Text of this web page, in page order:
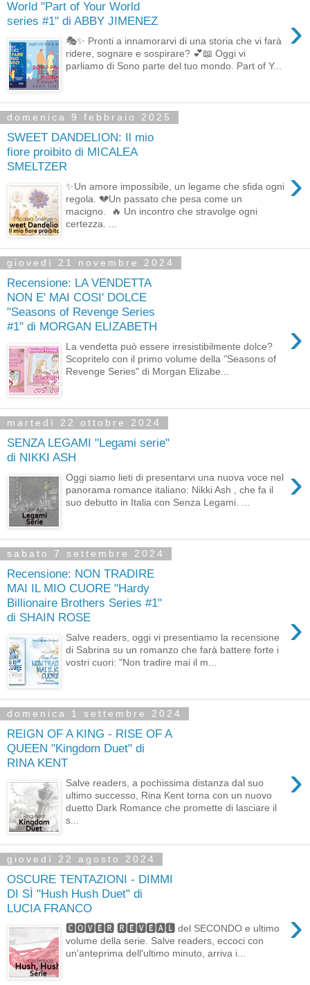
World "Part of Your World
series #1" di ABBY JIMENEZ
›
🎭✨ Pronti a innamorarvi di una storia che vi farà
ridere, sognare e sospirare? 💕📖 Oggi vi
parliamo di Sono parte del tuo mondo. Part of Y...
domenica 9 febbraio 2025
SWEET DANDELION: Il mio
fiore proibito di MICALEA
SMELTZER
›
✨Un amore impossibile, un legame che sfida ogni
regola. 💔Un passato che pesa come un
macigno. 🔥 Un incontro che stravolge ogni
certezza. ...
giovedì 21 novembre 2024
Recensione: LA VENDETTA
NON E' MAI COSI' DOLCE
"Seasons of Revenge Series
#1" di MORGAN ELIZABETH
›
La vendetta può essere irresistibilmente dolce?
Scopritelo con il primo volume della "Seasons of
Revenge Series" di Morgan Elizabe...
martedì 22 ottobre 2024
SENZA LEGAMI "Legami serie"
di NIKKI ASH
›
Oggi siamo lieti di presentarvi una nuova voce nel
panorama romance italiano: Nikki Ash , che fa il
suo debutto in Italia con Senza Legami. ...
sabato 7 settembre 2024
Recensione: NON TRADIRE
MAI IL MIO CUORE "Hardy
Billionaire Brothers Series #1"
di SHAIN ROSE
›
Salve readers, oggi vi presentiamo la recensione
di Sabrina su un romanzo che farà battere forte i
vostri cuori: "Non tradire mai il m...
domenica 1 settembre 2024
REIGN OF A KING - RISE OF A
QUEEN "Kingdom Duet" di
RINA KENT
›
Salve readers, a pochissima distanza dal suo
ultimo successo, Rina Kent torna con un nuovo
duetto Dark Romance che promette di lasciare il
s...
giovedì 22 agosto 2024
OSCURE TENTAZIONI - DIMMI
DI SÌ "Hush Hush Duet" di
LUCIA FRANCO
›
🅲🅾🆅🅴🆁 🆁🅴🆅🅴🅰🅻 del SECONDO e ultimo
volume della serie. Salve readers, eccoci con
un'anteprima dell'ultimo minuto, arriva i...